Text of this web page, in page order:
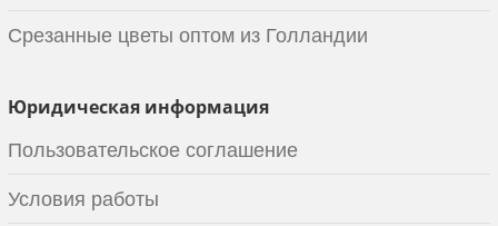
Срезанные цветы оптом из Голландии
Юридическая информация
Пользовательское соглашение
Условия работы